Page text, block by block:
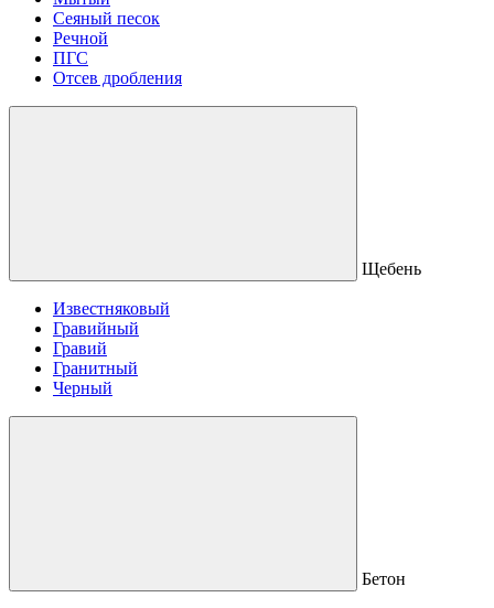
Сеяный песок
Речной
ПГС
Отсев дробления
Щебень
Известняковый
Гравийный
Гравий
Гранитный
Черный
Бетон